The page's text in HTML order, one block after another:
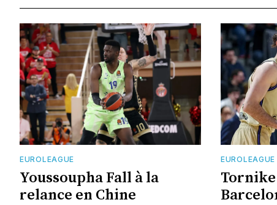
EUROLEAGUE
Youssoupha Fall à la
relance en Chine
EUROLEAGUE